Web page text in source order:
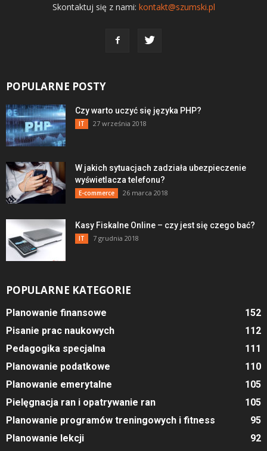
Skontaktuj się z nami: kontakt@szumski.pl
POPULARNE POSTY
Czy warto uczyć się języka PHP?
IT 27 września 2018
W jakich sytuacjach zadziała ubezpieczenie
wyświetlacza telefonu?
E-commerce 26 marca 2018
Kasy Fiskalne Online – czy jest się czego bać?
IT 7 grudnia 2018
POPULARNE KATEGORIE
Planowanie finansowe
152
Pisanie prac naukowych
112
Pedagogika specjalna
111
Planowanie podatkowe
110
Planowanie emerytalne
105
Pielęgnacja ran i opatrywanie ran
105
Planowanie programów treningowych i fitness
95
Planowanie lekcji
92